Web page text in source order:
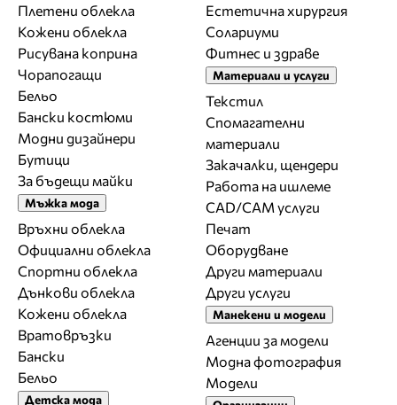
Плетени облекла
Кожени облекла
Рисувана коприна
Чорапогащи
Бельо
Бански костюми
Модни дизайнери
Бутици
За бъдещи майки
Мъжка мода
Връхни облекла
Официални облекла
Спортни облекла
Дънкови облекла
Кожени облекла
Вратовръзки
Бански
Бельо
Детска мода
Естетична хирургия
Солариуми
Фитнес и здраве
Материали и услуги
Текстил
Спомагателни
материали
Закачалки, щендери
Работа на ишлеме
CAD/CAM услуги
Печат
Оборудване
Други материали
Други услуги
Манекени и модели
Агенции за модели
Модна фотография
Модели